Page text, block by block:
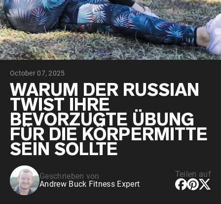
October 07, 2025
WARUM DER RUSSIAN
TWIST IHRE
BEVORZUGTE ÜBUNG
FÜR DIE KÖRPERMITTE
SEIN SOLLTE
Geschrieben von
Andrew Buck Fitness Expert
Teilen auf